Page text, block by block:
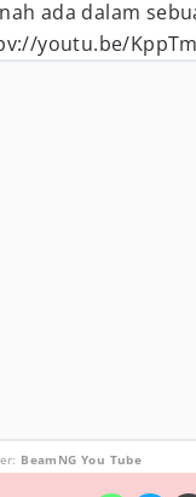
ada dalam
youtu.be/
BeamNG You Tube